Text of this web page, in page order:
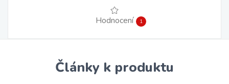
Hodnocení 1
Články k produktu